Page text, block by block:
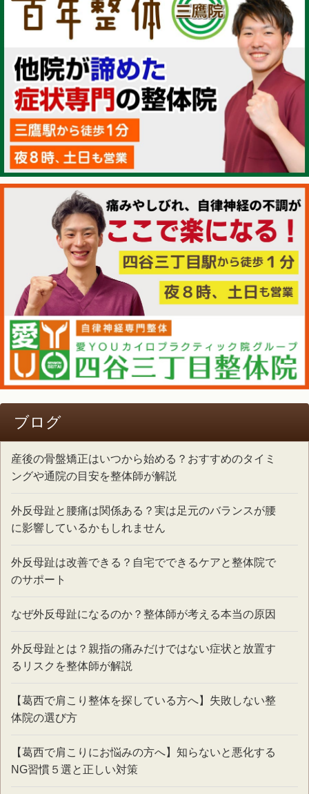
ブログ
産後の骨盤矯正はいつから始める？おすすめのタイミ
ングや通院の目安を整体師が解説
外反母趾と腰痛は関係ある？実は足元のバランスが腰
に影響しているかもしれません
外反母趾は改善できる？自宅でできるケアと整体院で
のサポート
なぜ外反母趾になるのか？整体師が考える本当の原因
外反母趾とは？親指の痛みだけではない症状と放置す
るリスクを整体師が解説
【葛西で肩こり整体を探している方へ】失敗しない整
体院の選び方
【葛西で肩こりにお悩みの方へ】知らないと悪化する
NG習慣５選と正しい対策